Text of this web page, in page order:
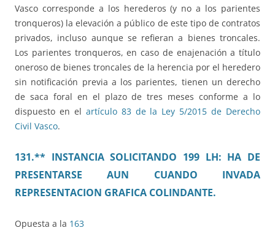
Vasco corresponde a los herederos (y no a los parientes
tronqueros) la elevación a público de este tipo de contratos
privados, incluso aunque se refieran a bienes troncales.
Los parientes tronqueros, en caso de enajenación a título
oneroso de bienes troncales de la herencia por el heredero
sin notificación previa a los parientes, tienen un derecho
de saca foral en el plazo de tres meses conforme a lo
dispuesto en el artículo 83 de la Ley 5/2015 de Derecho
Civil Vasco.
131.** INSTANCIA SOLICITANDO 199 LH: HA DE
PRESENTARSE AUN CUANDO INVADA
REPRESENTACION GRAFICA COLINDANTE.
Opuesta a la 163